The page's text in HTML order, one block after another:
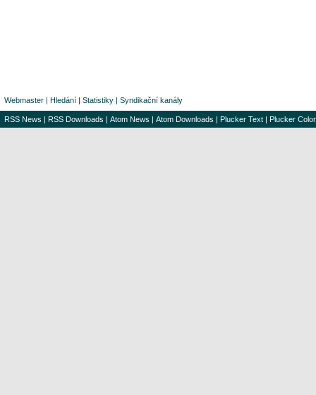
Webmaster | Hledání | Statistiky | Syndikační kanály
RSS News | RSS Downloads | Atom News | Atom Downloads | Plucker Text | Plucker Color